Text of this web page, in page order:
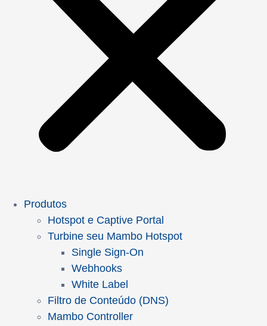
Produtos
Hotspot e Captive Portal
Turbine seu Mambo Hotspot
Single Sign-On
Webhooks
White Label
Filtro de Conteúdo (DNS)
Mambo Controller